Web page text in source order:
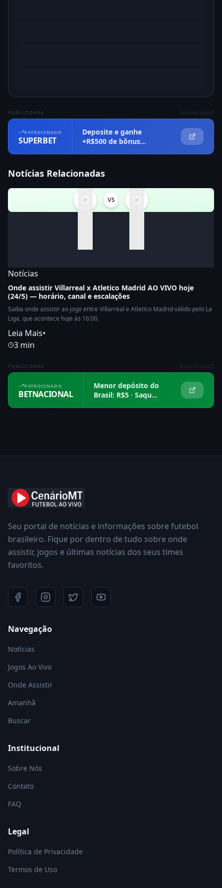
PUBLICIDADE Anunciar aqui
PATROCINADO
SUPERBET
Deposite e ganhe
+R$500 de bônus
Notícias Relacionadas
VS
Notícias
Onde assistir Villarreal x Atletico Madrid AO VIVO hoje
(24/5) — horário, canal e escalações
Saiba onde assistir ao jogo entre Villarreal e Atletico Madrid válido pelo La
Liga, que acontece hoje às 16:00.
Leia Mais•
3 min
PUBLICIDADE Anunciar aqui
PATROCINADO
BETNACIONAL
Menor depósito do
Brasil: R$5 · Saque
Seu portal de notícias e informações sobre futebol
brasileiro. Fique por dentro de tudo sobre onde
assistir, jogos e últimas notícias dos seus times
favoritos.
Navegação
Notícias
Jogos Ao Vivo
Onde Assistir
Amanhã
Buscar
Institucional
Sobre Nós
Contato
FAQ
Legal
Política de Privacidade
Termos de Uso